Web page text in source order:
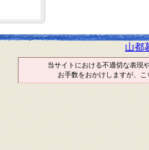
山都
当サイトにおける不適切な表現
お手数をおかけしますが、こ